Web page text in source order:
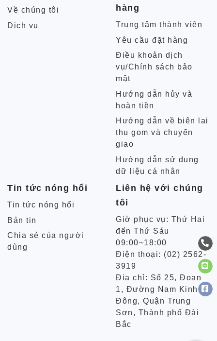
Về chúng tôi
Dịch vụ
hàng
Trung tâm thành viên
Yêu cầu đặt hàng
Điều khoản dịch
vụ/Chính sách bảo
mật
Hướng dẫn hủy và
hoàn tiền
Hướng dẫn về biên lai
thu gom và chuyển
giao
Hướng dẫn sử dụng
dữ liệu cá nhân
Tin tức nóng hổi
Tin tức nóng hổi
Bản tin
Chia sẻ của người
dùng
Liên hệ với chúng
tôi
Giờ phục vụ: Thứ Hai
đến Thứ Sáu
09:00~18:00
Điện thoại: (02) 2562-
3919
Địa chỉ: Số 25, Đoạn
1, Đường Nam Kinh
Đông, Quận Trung
Sơn, Thành phố Đài
Bắc